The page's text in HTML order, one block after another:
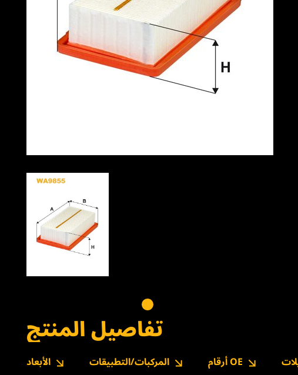
تفاصيل المنتج
الأبعاد المركبات/التطبيقات أرقام OE